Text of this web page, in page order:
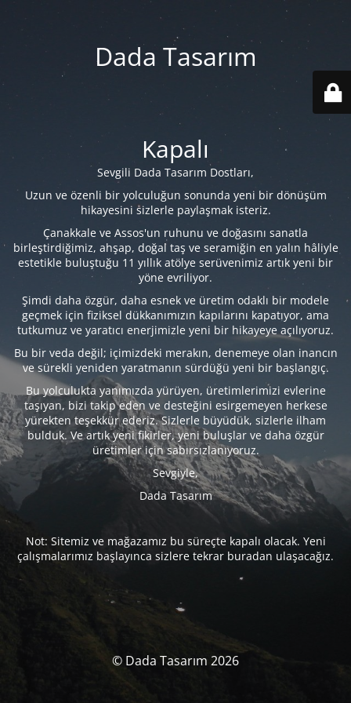
Dada Tasarım
Kapalı
Sevgili Dada Tasarım Dostları,
Uzun ve özenli bir yolculuğun sonunda yeni bir dönüşüm
hikayesini sizlerle paylaşmak isteriz.
Çanakkale ve Assos'un ruhunu ve doğasını sanatla
birleştirdiğimiz, ahşap, doğal taş ve seramiğin en yalın hâliyle
estetikle buluştuğu 11 yıllık atölye serüvenimiz artık yeni bir
yöne evriliyor.
Şimdi daha özgür, daha esnek ve üretim odaklı bir modele
geçmek için fiziksel dükkanımızın kapılarını kapatıyor, ama
tutkumuz ve yaratıcı enerjimizle yeni bir hikayeye açılıyoruz.
Bu bir veda değil; içimizdeki merakın, denemeye olan inancın
ve sürekli yeniden yaratmanın sürdüğü yeni bir başlangıç.
Bu yolculukta yanımızda yürüyen, üretimlerimizi evlerine
taşıyan, bizi takip eden ve desteğini esirgemeyen herkese
yürekten teşekkür ederiz. Sizlerle büyüdük, sizlerle ilham
bulduk. Ve artık yeni fikirler, yeni buluşlar ve daha özgür
üretimler için sabırsızlanıyoruz.
Sevgiyle,
Dada Tasarım
Not: Sitemiz ve mağazamız bu süreçte kapalı olacak. Yeni
çalışmalarımız başlayınca sizlere tekrar buradan ulaşacağız.
© Dada Tasarım 2026